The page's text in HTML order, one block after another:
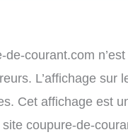
courant.com
L’affichage sur
Cet affichage est
coupure-de-